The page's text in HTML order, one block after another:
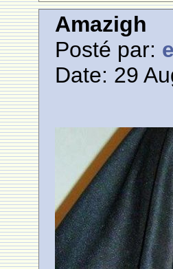
Amazigh
Posté par:
Date: 29